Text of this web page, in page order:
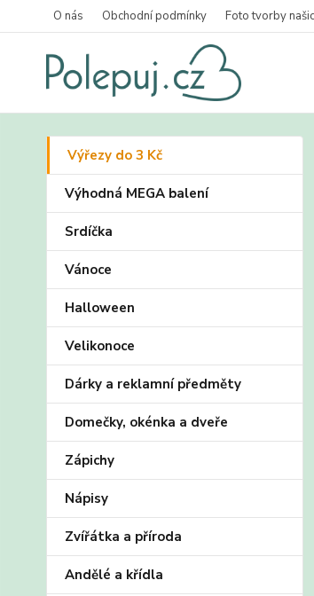
O nás Obchodní podmínky Foto tvorby
Výřezy do 3 Kč
Výhodná MEGA balení
Srdíčka
Vánoce
Halloween
Velikonoce
Dárky a reklamní předměty
Domečky, okénka a dveře
Zápichy
Nápisy
Zvířátka a příroda
Andělé a křídla